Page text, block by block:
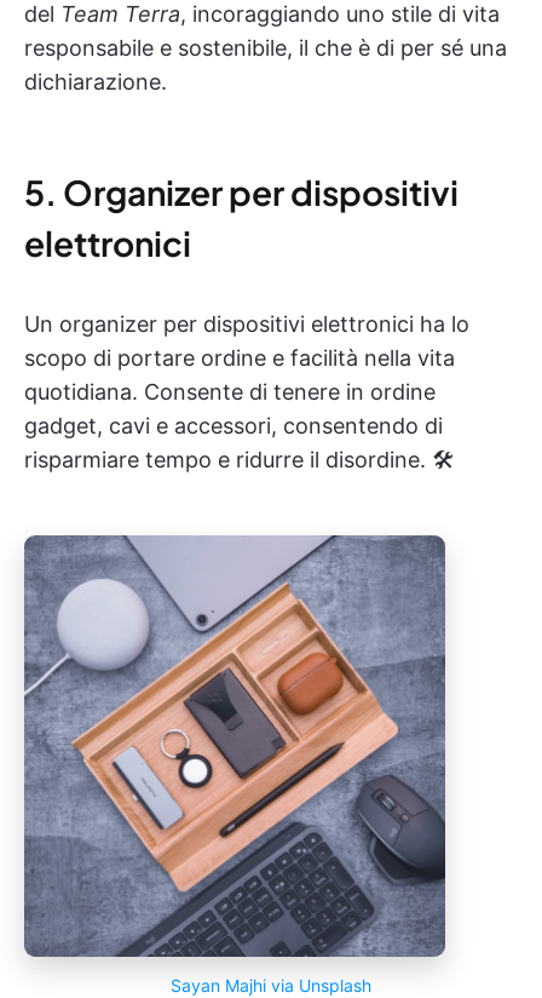
del Team Terra, incoraggiando uno stile di vita
responsabile e sostenibile, il che è di per sé una
dichiarazione.
5. Organizer per dispositivi
elettronici
Un organizer per dispositivi elettronici ha lo
scopo di portare ordine e facilità nella vita
quotidiana. Consente di tenere in ordine
gadget, cavi e accessori, consentendo di
risparmiare tempo e ridurre il disordine. 🛠️
Sayan Majhi via Unsplash